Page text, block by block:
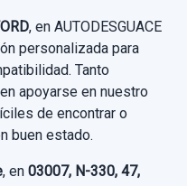
, en AUTODESGUACE
personalizada para
Tanto
apoyarse en nuestro
de encontrar o
buen estado.
, en 03007, N-330, 47,